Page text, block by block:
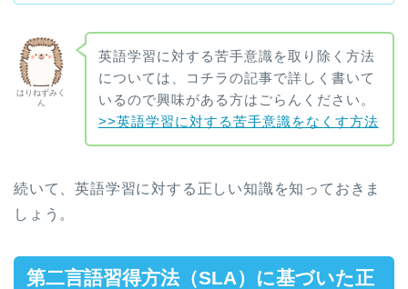
はりねずみく
ん
英語学習に対する苦手意識を取り除く方法
については、コチラの記事で詳しく書いて
いるので興味がある方はごらんください。
>>英語学習に対する苦手意識をなくす方法
続いて、英語学習に対する正しい知識を知っておきま
しょう。
第二言語習得方法（SLA）に基づいた正